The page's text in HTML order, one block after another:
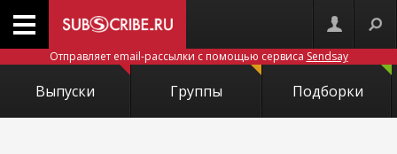
Отправляет email-рассылки с помощью сервиса Sendsay
Выпуски Группы Подборки